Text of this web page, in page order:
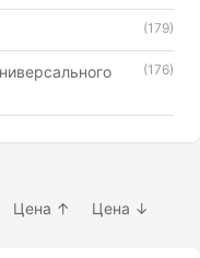
(179)
(176)
Цена ↑ Цена ↓